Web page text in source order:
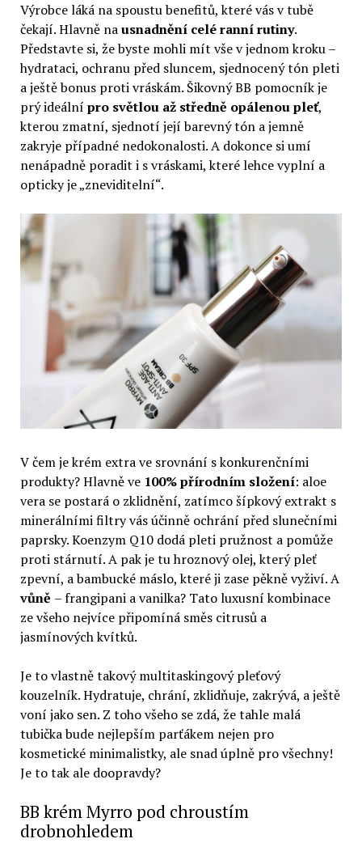
Výrobce láká na spoustu benefitů, které vás v tubě
čekají. Hlavně nausnadnění celé ranní rutiny.
Představte si, že byste mohli mít vše v jednom kroku –
hydrataci, ochranu před sluncem, sjednocený tón pleti
a ještě bonus proti vráskám. Šikovný BB pomocník je
prý ideální pro světlou až středně opálenou pleť,
kterou zmatní, sjednotí její barevný tón a jemně
zakryje případné nedokonalosti. A dokonce si umí
nenápadně poradit i s vráskami, které lehce vyplní a
opticky je „zneviditelní“.
V čem je krém extra ve srovnání s konkurenčními
produkty? Hlavně ve 100% přírodním složení: aloe
vera se postará o zklidnění, zatímco šípkový extrakt s
minerálními filtry vás účinně ochrání před slunečními
paprsky. Koenzym Q10 dodá pleti pružnost a pomůže
proti stárnutí. A pak je tu hroznový olej, který pleť
zpevní, a bambucké máslo, které ji zase pěkně vyživí. A
vůně – frangipani a vanilka? Tato luxusní kombinace
ze všeho nejvíce připomíná směs citrusů a
jasmínových kvítků.
Je to vlastně takový multitaskingový pleťový
kouzelník. Hydratuje, chrání, zklidňuje, zakrývá, a ještě
voní jako sen. Z toho všeho se zdá, že tahle malá
tubička bude nejlepším parťákem nejen pro
kosmetické minimalistky, ale snad úplně pro všechny!
Je to tak ale doopravdy?
BB krém Myrro pod chroustím
drobnohledem